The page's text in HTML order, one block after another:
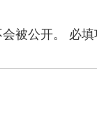
被公开。 必填